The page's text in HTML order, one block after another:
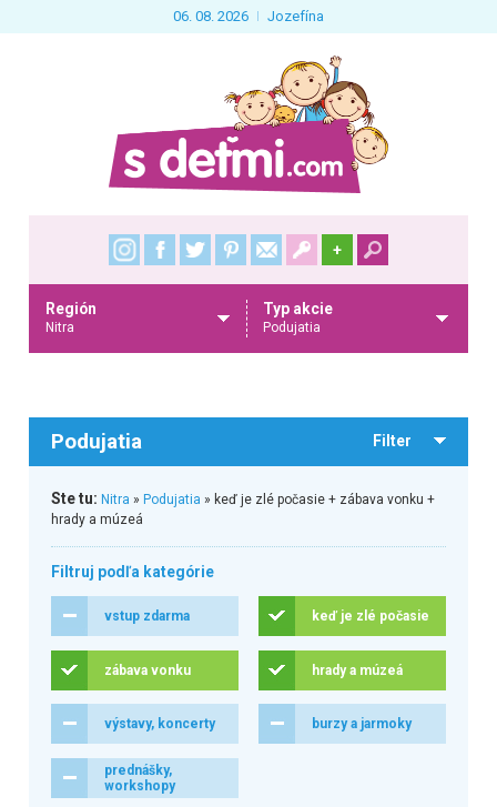
06. 08. 2026 Jozefína
+
Región
Nitra
Typ akcie
Podujatia
Podujatia Filter
Ste tu: Nitra » Podujatia » keď je zlé počasie + zábava vonku +
hrady a múzeá
Filtruj podľa kategórie
vstup zdarma keď je zlé počasie
zábava vonku hrady a múzeá
výstavy, koncerty burzy a jarmoky
prednášky,
workshopy